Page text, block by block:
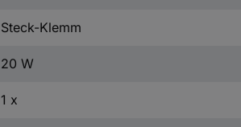
Steck-Klemm
20 W
1 x